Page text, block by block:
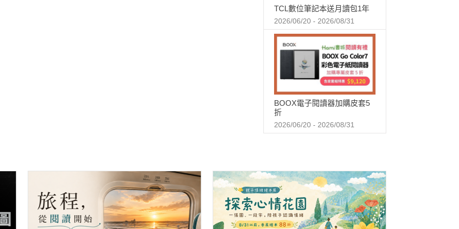
TCL數位筆記本送月讀包1年
2026/06/20 - 2026/08/31
BOOX電子閱讀器加購皮套5
折
2026/06/20 - 2026/08/31